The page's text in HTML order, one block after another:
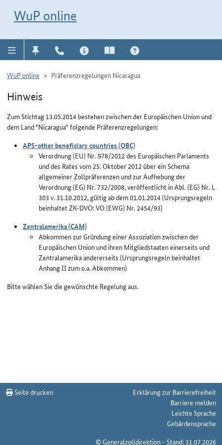
WuP online
WuP online Präferenzregelungen Nicaragua
Hinweis
Zum Stichtag 13.05.2014 bestehen zwischen der Europäischen Union und
dem Land "Nicaragua" folgende Präferenzregelungen:
APS-other beneficiary countries (OBC)
Verordnung (EU) Nr. 978/2012 des Europäischen Parlaments
und des Rates vom 25. Oktober 2012 über ein Schema
allgemeiner Zollpräferenzen und zur Aufhebung der
Verordnung (EG) Nr. 732/2008, veröffentlicht in Abl. (EG) Nr. L
303 v. 31.10.2012, gültig ab dem 01.01.2014 (Ursprungsregeln
beinhaltet ZK-DVO: VO (EWG) Nr. 2454/93)
Zentralamerika (CAM)
Abkommen zur Gründung einer Assoziation zwischen der
Europäischen Union und ihren Mitgliedstaaten einerseits und
Zentralamerika andererseits (Ursprungsregeln beinhaltet
Anhang II zum o.a. Abkommen)
Bitte wählen Sie die gewünschte Regelung aus.
Seite drucken
Erklärung zur Barrierefreiheit
Barriere melden
Leichte Sprache
Gebärdensprache
© Generalzolldirektion - Stand: 31.07.2026